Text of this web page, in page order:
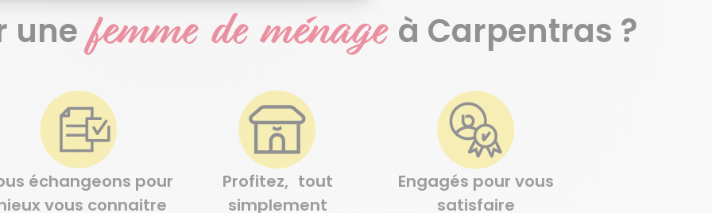
unefemme de ménage à Carpentras ?
échangeons pour
vous connaitre
Profitez, tout
simplement
Engagés pour vous
satisfaire